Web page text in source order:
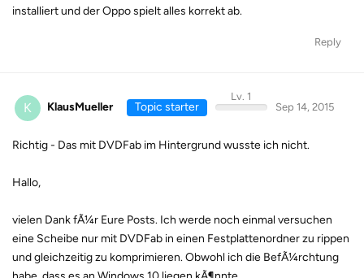
installiert und der Oppo spielt alles korrekt ab.
Reply
K KlausMueller Topic starter
Lv. 1
Sep 14, 2015
Richtig - Das mit DVDFab im Hintergrund wusste ich nicht.
Hallo,
vielen Dank fÃ¼r Eure Posts. Ich werde noch einmal versuchen
eine Scheibe nur mit DVDFab in einen Festplattenordner zu rippen
und gleichzeitig zu komprimieren. Obwohl ich die BefÃ¼rchtung